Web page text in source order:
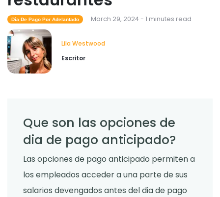
Día De Pago Por Adelantado March 29, 2024 - 1 minutes read
Lila Westwood
Escritor
Que son las opciones de
dia de pago anticipado?
Las opciones de pago anticipado permiten a
los empleados acceder a una parte de sus
salarios devengados antes del dia de pago